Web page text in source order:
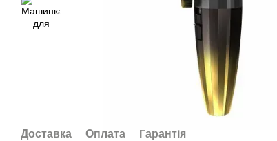
Доставка Оплата Гарантія